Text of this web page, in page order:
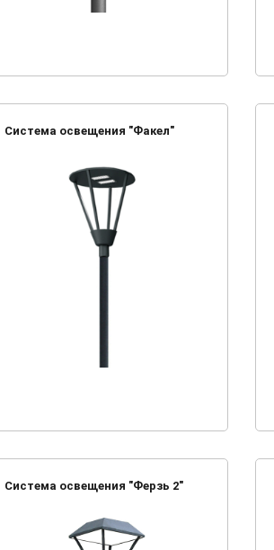
Система освещения "Факел"
Система освещения "Ферзь 2"